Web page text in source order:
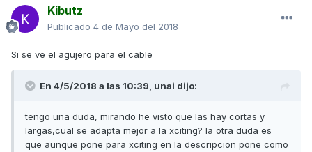
Kibutz
Publicado 4 de Mayo del 2018
Si se ve el agujero para el cable
En 4/5/2018 a las 10:39, unai dijo:
tengo una duda, mirando he visto que las hay cortas y
largas,cual se adapta mejor a la xciting? la otra duda es
que aunque pone para xciting en la descripcion pone como